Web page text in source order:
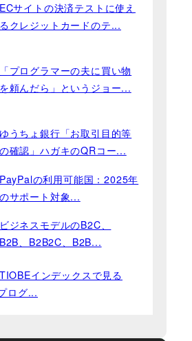
ECサイトの決済テストに使え
るクレジットカードのテ...
「プログラマーの夫に買い物
を頼んだら」というジョー...
ゆうちょ銀行「お取引目的等
の確認」ハガキのQRコー...
PayPalの利用可能国：2025年
のサポート対象...
ビジネスモデルのB2C、
B2B、B2B2C、B2B...
TIOBEインデックスで見る
ログ...